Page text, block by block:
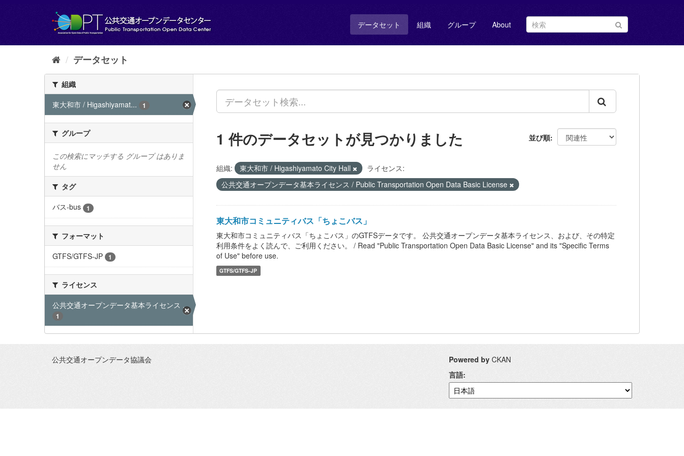
し
データセット 組織 グループ About
データセット
組織
東大和市 / Higashiyamat...
1
グループ
この検索にマッチする グループ はありま
せん
タグ
バス-bus
1
フォーマット
GTFS/GTFS-JP
1
ライセンス
公共交通オープンデータ基本ライセンス ...
1
並び順
1 件のデータセットが見つかりました
組織: 東大和市 / Higashiyamato City Hall
ライセンス:
公共交通オープンデータ基本ライセンス / Public Transportation Open Data Basic License
東大和市コミュニティバス「ちょこバス」
東大和市コミュニティバス「ちょこバス」のGTFSデータです。 公共交通オープンデータ基本ライセンス、および、その特定
利用条件をよく読んで、ご利用ください。 / Read "Public Transportation Open Data Basic License" and its "Specific Terms
of Use" before use.
GTFS/GTFS-JP
公共交通オープンデータ協議会 Powered by CKAN
言語